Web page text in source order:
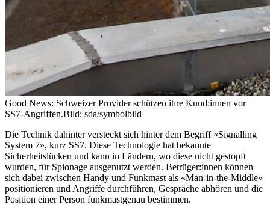
Good News: Schweizer Provider schützen ihre Kund:innen vor
SS7-Angriffen.Bild: sda/symbolbild
Die Technik dahinter versteckt sich hinter dem Begriff «Signalling
System 7», kurz SS7. Diese Technologie hat bekannte
Sicherheitslücken und kann in Ländern, wo diese nicht gestopft
wurden, für Spionage ausgenutzt werden. Betrüger:innen können
sich dabei zwischen Handy und Funkmast als «Man-in-the-Middle»
positionieren und Angriffe durchführen, Gespräche abhören und die
Position einer Person funkmastgenau bestimmen.